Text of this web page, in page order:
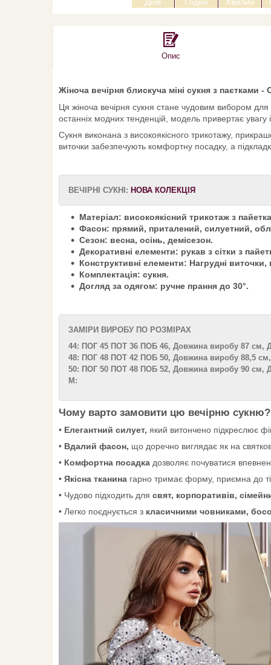
Опис
Жіноча вечірня блискуча міні сукня з паєтками
Ця жіноча вечірня сукня стане чудовим вибором
останніх модних тенденцій, модель привертає увагу і
Сукня виконана з високоякісного трикотажу,
виточки забезпечують комфортну посадку, а
ВЕЧІРНІ СУКНІ: НОВА КОЛЕКЦІЯ
Матеріал: високоякісний трикотаж з
Фасон: прямий, приталений, силуетний,
Сезон: весна, осінь, демісезон.
Декоративні елементи: рукав з сітки з
Конструктивні елементи: Нагрудні виточки,
Комплектація: сукня.
Догляд за одягом: ручне прання до 30°.
ЗАМІРИ ВИРОБУ ПО РОЗМІРАХ
44: ПОГ 45 ПОТ 36 ПОБ 46, Довжина виробу 87 см,
48: ПОГ 48 ПОТ 42 ПОБ 50, Довжина виробу 88,5
50: ПОГ 50 ПОТ 48 ПОБ 52, Довжина виробу 90 см,
М:
Чому варто замовити цю вечірню сукню?
• Елегантний силует, який витончено підкреслює
• Вдалий фасон, що доречно виглядає як на
• Комфортна посадка дозволяє почуватися
• Якісна тканина гарно тримає форму, приємна до
• Чудово підходить для свят, корпоративів,
• Легко поєднується з класичними човниками,